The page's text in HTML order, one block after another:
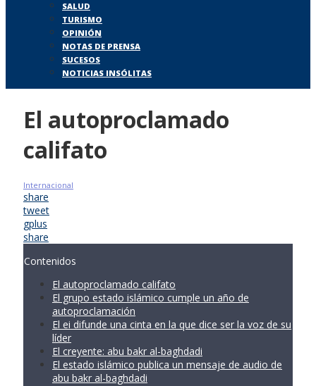
SALUD
TURISMO
OPINIÓN
NOTAS DE PRENSA
SUCESOS
NOTICIAS INSÓLITAS
El autoproclamado
califato
Internacional
share
tweet
gplus
share
Contenidos
El autoproclamado califato
El grupo estado islámico cumple un año de
autoproclamación
El ei difunde una cinta en la que dice ser la voz de su
líder
El creyente: abu bakr al-baghdadi
El estado islámico publica un mensaje de audio de
abu bakr al-baghdadi